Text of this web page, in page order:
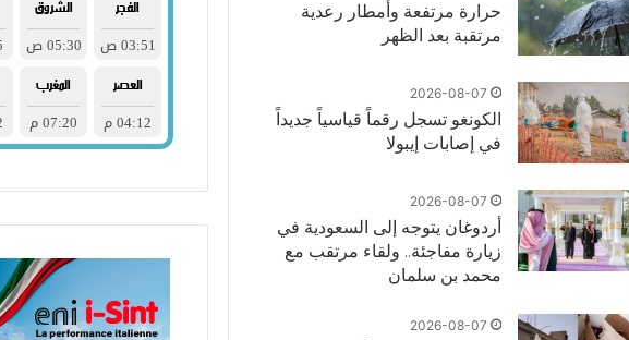
حرارة مرتفعة وأمطار رعدية
مرتقبة بعد الظهر
2026-08-07
الكونغو تسجل رقماً قياسياً جديداً
في إصابات إيبولا
2026-08-07
أردوغان يتوجه إلى السعودية في
زيارة مفاجئة.. ولقاء مرتقب مع
محمد بن سلمان
2026-08-07